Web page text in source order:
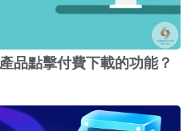
品點擊付費下載的功能？